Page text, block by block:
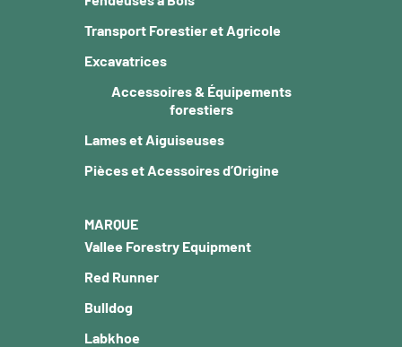
Transport Forestier et Agricole
Excavatrices
Accessoires & Équipements
forestiers
Lames et Aiguiseuses
Pièces et Acessoires d’Origine
MARQUE
Vallee Forestry Equipment
Red Runner
Bulldog
Labkhoe